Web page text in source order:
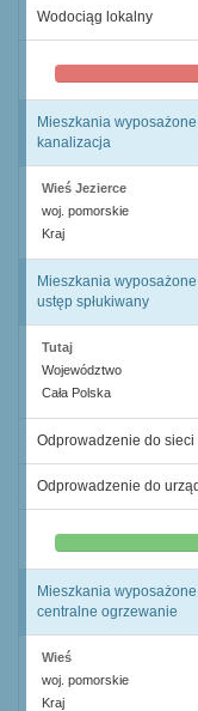
Wodociąg lokalny
Mieszkania
kanalizacja
Wieś Jezierce
woj. pomorskie
Kraj
Mieszkania
ustęp spłukiwany
Tutaj
Województwo
Cała Polska
Odprowadzenie do sieci
Odprowadzenie do
0,0%
Mieszkania
centralne ogrzewanie
Wieś
woj. pomorskie
Kraj